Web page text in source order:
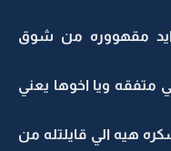
وايد مقهووره من شوق
متفقه ويا اخوها يعني
هيه الي قايلتله من